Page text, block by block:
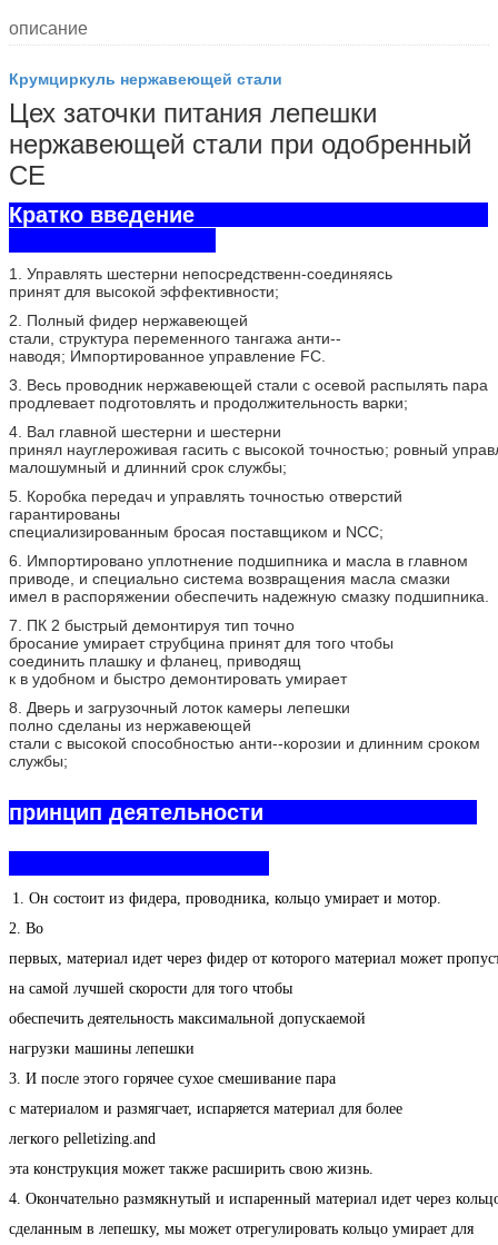
описание
Крумциркуль нержавеющей стали
Цех заточки питания лепешки
нержавеющей стали при одобренный
CE
Кратко введение
1. Управлять шестерни непосредственн-соединяясь
принят для высокой эффективности;
2. Полный фидер нержавеющей
стали, структура переменного тангажа анти--
наводя; Импортированное управление FC.
3. Весь проводник нержавеющей стали с осевой распылять пара
продлевает подготовлять и продолжительность варки;
4. Вал главной шестерни и шестерни
принял науглероживая гасить с высокой точностью; ровный
малошумный и длинний срок службы;
5. Коробка передач и управлять точностью отверстий
гарантированы
специализированным бросая поставщиком и NCC;
6. Импортировано уплотнение подшипника и масла в главном
приводе, и специально система возвращения масла смазки
имел в распоряжении обеспечить надежную смазку подшипника.
7. ПК 2 быстрый демонтируя тип точно
бросание умирает струбцина принят для того чтобы
соединить плашку и фланец, приводящ
к в удобном и быстро демонтировать умирает
8. Дверь и загрузочный лоток камеры лепешки
полно сделаны из нержавеющей
стали с высокой способностью анти--корозии и длинним сроком
службы;
принцип деятельности
1. Он состоит из фидера, проводника, кольцо умирает и мотор.
2. Во
первых, материал идет через фидер от которого материал может
на самой лучшей скорости для того чтобы
обеспечить деятельность максимальной допускаемой
нагрузки машины лепешки
3. И после этого горячее сухое смешивание пара
с материалом и размягчает, испаряется материал для более
легкого pelletizing.and
эта конструкция может также расширить свою жизнь.
4. Окончательно размякнутый и испаренный материал идет через
сделанным в лепешку, мы может отрегулировать кольцо умирает для